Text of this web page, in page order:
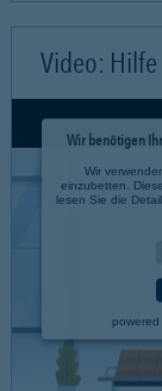
Video: Hilfe
Wir benötigen
Wir
einzubetten.
lesen Sie die
powered